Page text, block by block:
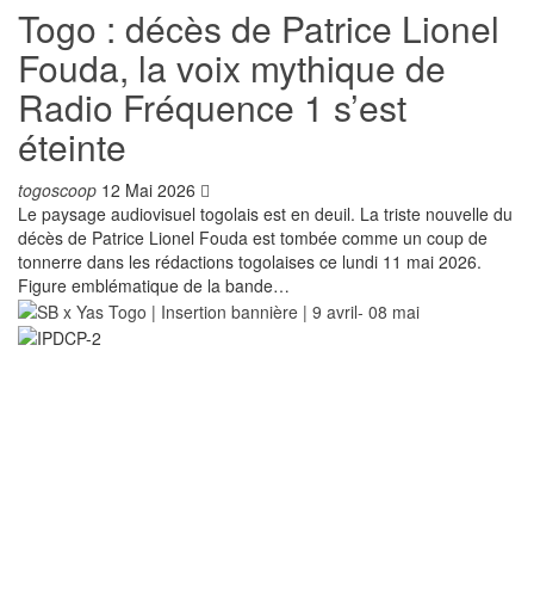
Togo : décès de Patrice Lionel
Fouda, la voix mythique de
Radio Fréquence 1 s’est
éteinte
togoscoop 12 Mai 2026
Le paysage audiovisuel togolais est en deuil. La triste nouvelle du
décès de Patrice Lionel Fouda est tombée comme un coup de
tonnerre dans les rédactions togolaises ce lundi 11 mai 2026.
Figure emblématique de la bande…